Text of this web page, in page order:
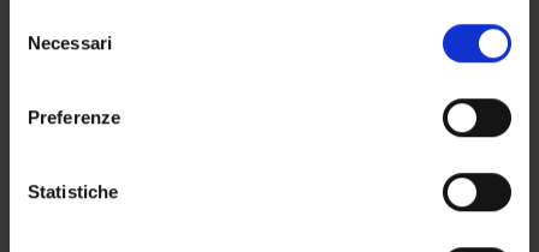
modificare o revocare il proprio consenso in qualsiasi
momento dalla Dichiarazione sui cookie o facendo clic
raccogliere informazioni sulla tua posizione
geografica, con un'approssimazione di qualche
delNecessari
Preferenze
Statistiche
LABORATORIES AND RESEARCH CENTRES